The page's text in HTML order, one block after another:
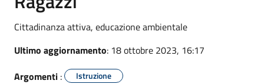
Cittadinanza attiva, educazione ambientale
Ultimo aggiornamento: 18 ottobre 2023, 16:17
Argomenti : Istruzione